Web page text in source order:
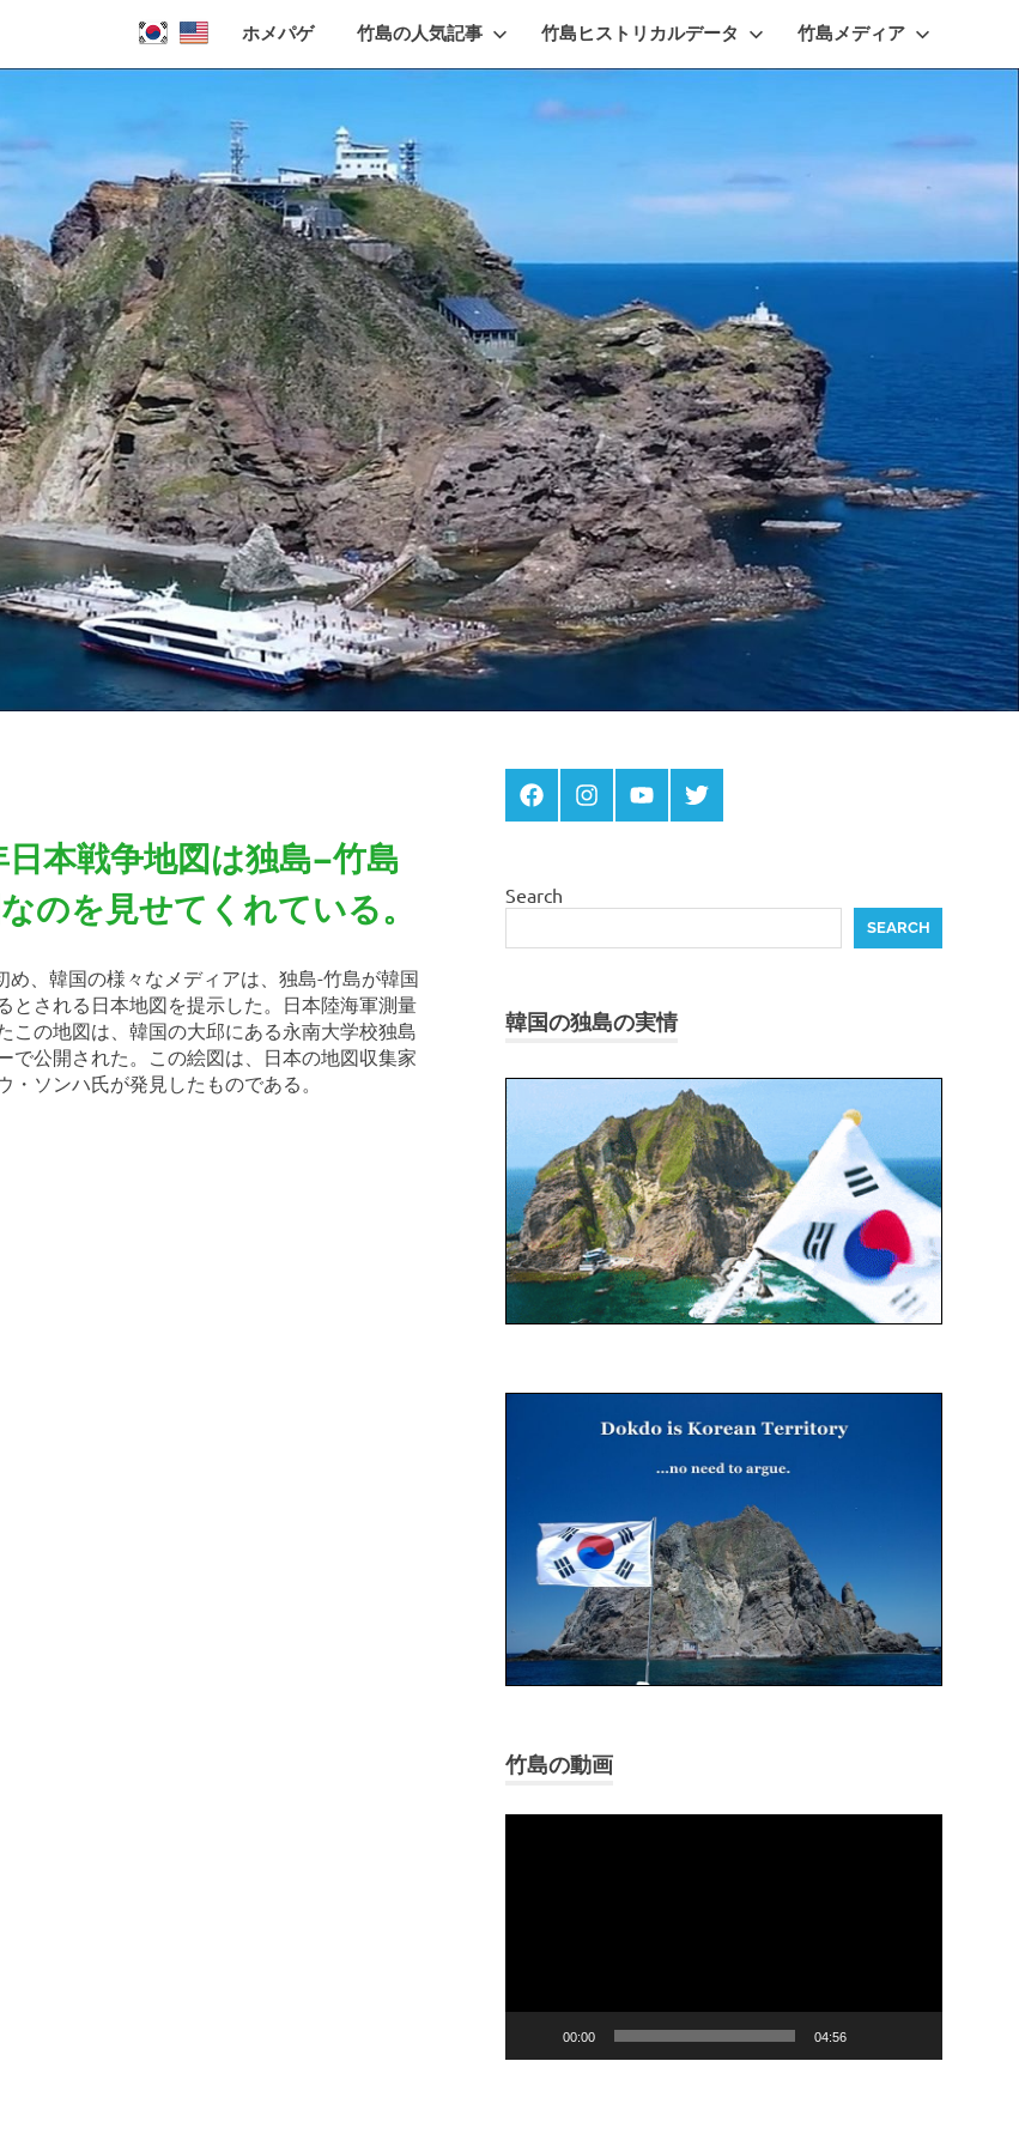
ホメパゲ 竹島の人気記事 竹島ヒストリカルデータ 竹島メディア
本戦争地図は独島–竹島
のを見せてくれている。
め、韓国の様々なメディアは、独島-竹島が韓国
とされる日本地図を提示した。日本陸海軍測量
この地図は、韓国の大邱にある永南大学校独島
で公開された。この絵図は、日本の地図収集家
・ソンハ氏が発見したものである。
Menu
Item
Menu
Item
Menu
Item
Menu
Item
Search
SEARCH
韓国の独島の実情
竹島の動画
00:00 04:56